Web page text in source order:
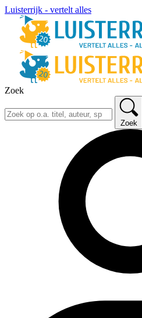
Luisterrijk - vertelt alles
Zoek
Zoek